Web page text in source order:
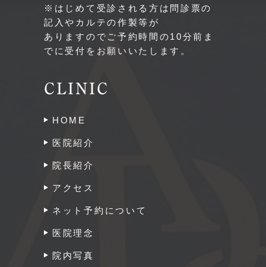
※はじめて受診される方は問診票の
記入やカルテの作製等が
ありますのでご予約時間の10分前ま
でに受付をお願いいたします。
CLINIC
HOME
医院紹介
院長紹介
アクセス
ネット予約について
医院理念
院内写真